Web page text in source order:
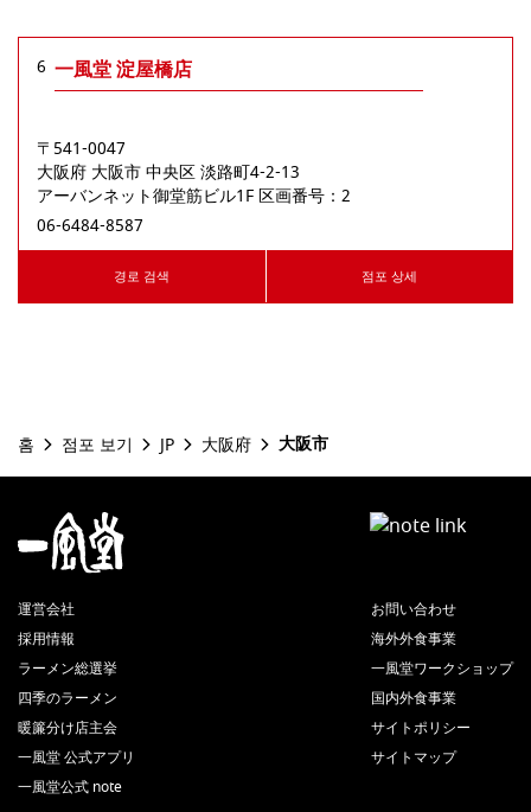
6 一風堂 淀屋橋店
〒541-0047
大阪府 大阪市中央区淡路町4-2-13
アーバンネット御堂筋ビル1F 区画番号：2
06-6484-8587
경로 검색 점포 상세
홈 점포 보기 JP 大阪府 大阪市
運営会社
採用情報
ラーメン総選挙
四季のラーメン
暖簾分け店主会
一風堂 公式アプリ
一風堂公式 note
お問い合わせ
海外外食事業
一風堂ワークショップ
国内外食事業
サイトポリシー
サイトマップ